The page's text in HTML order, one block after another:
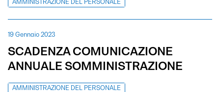
AMMINISTRAZIONE DEL PERSONALE
19 Gennaio 2023
SCADENZA COMUNICAZIONE
ANNUALE SOMMINISTRAZIONE
AMMINISTRAZIONE DEL PERSONALE